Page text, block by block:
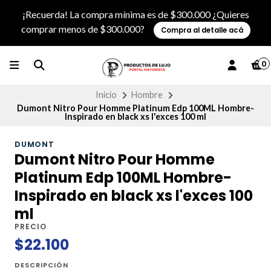
¡Recuerda! La compra mínima es de $300.000 ¿Quieres
comprar menos de $300.000?
Compra al detalle acá
0
Inicio
Hombre
Dumont Nitro Pour Homme Platinum Edp 100ML Hombre-
Inspirado en black xs l'exces 100 ml
DUMONT
Dumont Nitro Pour Homme
Platinum Edp 100ML Hombre-
Inspirado en black xs l'exces 100
ml
PRECIO
$22.100
DESCRIPCIÓN